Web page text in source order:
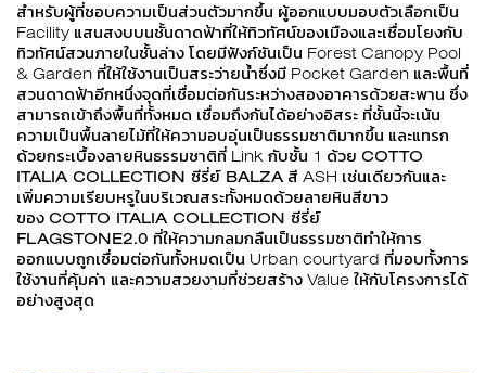
สำหรับผู้ที่ชอบความเป็นส่วนตัวมากขึ้น ผู้ออกแบบมอบตัวเลือกเป็น
Facility แสนสงบบนชั้นดาดฟ้าที่ให้ทิวทัศน์ของเมืองและเชื่อมโยงกับ
ทิวทัศน์สวนภายในชั้นล่าง โดยมีฟังก์ชันเป็น Forest Canopy Pool
& Garden ที่ให้ใช้งานเป็นสระว่ายน้ำซึ่งมี Pocket Garden และพื้นที่
สวนดาดฟ้าอีกหนึ่งจุดที่เชื่อมต่อกันระหว่างสองอาคารด้วยสะพาน ซึ่ง
สามารถเข้าถึงพื้นที่ทั้งหมด เชื่อมถึงกันได้อย่างอิสระ ที่ชั้นนี้จะเน้น
ความเป็นพื้นลายไม้ที่ให้ความอบอุ่นเป็นธรรมชาติมากขึ้น และแทรก
ด้วยกระเบื้องลายหินธรรมชาติที่ Link กับชั้น 1 ด้วย COTTO
ITALIA COLLECTION ซีรี่ย์ BALZA สี ASH เช่นเดียวกันและ
เพิ่มความเรียบหรูในบริเวณสระทั้งหมดด้วยลายหินสีขาว
ของ COTTO ITALIA COLLECTION ซีรี่ย์
FLAGSTONE2.0 ที่ให้ความกลมกลืนเป็นธรรมชาติทำให้การ
ออกแบบถูกเชื่อมต่อกันทั้งหมดเป็น Urban courtyard ที่มอบทั้งการ
ใช้งานที่คุ้มค่า และความสวยงามที่ช่วยสร้าง Value ให้กับโครงการได้
อย่างสูงสุด